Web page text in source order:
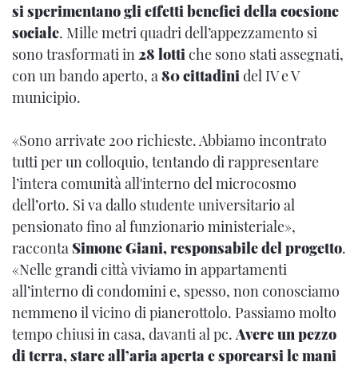
si sperimentano gli effetti benefici della coesione
sociale. Mille metri quadri dell’appezzamento si
sono trasformati in 28 lotti che sono stati assegnati,
con un bando aperto, a 80 cittadini del IV e V
municipio.
«Sono arrivate 200 richieste. Abbiamo incontrato
tutti per un colloquio, tentando di rappresentare
l’intera comunità all'interno del microcosmo
dell’orto. Si va dallo studente universitario al
pensionato fino al funzionario ministeriale»,
racconta Simone Giani, responsabile del progetto.
«Nelle grandi città viviamo in appartamenti
all’interno di condomini e, spesso, non conosciamo
nemmeno il vicino di pianerottolo. Passiamo molto
tempo chiusi in casa, davanti al pc. Avere un pezzo
di terra, stare all’aria aperta e sporcarsi le mani